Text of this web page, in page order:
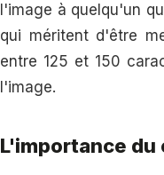
l'image à quelqu'un
qui méritent d'être
entre 125 et 150
l'image.
L'importance